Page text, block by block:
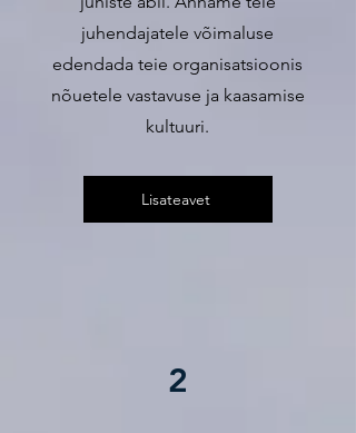
juhendajatele võimaluse
edendada teie organisatsioonis
nõuetele vastavuse ja kaasamise
kultuuri.
Lisateavet
2